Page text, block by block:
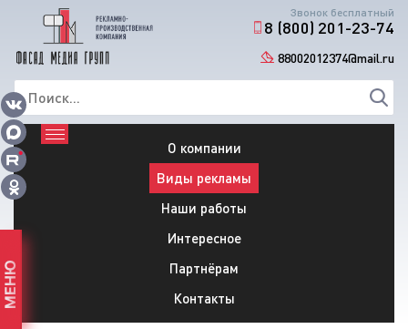
Звонок бесплатный
8 (800) 201-23-74
88002012374@mail.ru
О компании
Виды рекламы
Наши работы
Интересное
Партнёрам
Контакты
МЕНЮ